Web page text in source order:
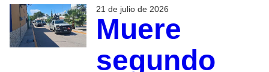
21 de julio de 2026
Muere
segundo